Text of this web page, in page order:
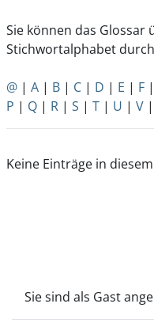
Sie können das Glossar
Stichwortalphabet
@ | A | B | C | D | E | F |
P | Q | R | S | T | U | V |
Keine Einträge in
Sie sind als Gast